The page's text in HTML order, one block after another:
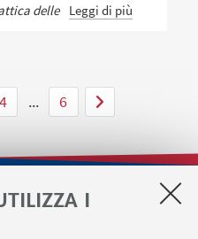
I
delle
Leggi di più
4 ... 6